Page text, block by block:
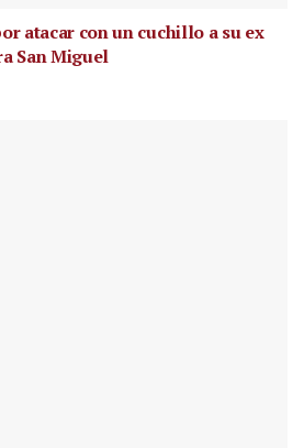
atacar con un cuchillo a su ex
San Miguel